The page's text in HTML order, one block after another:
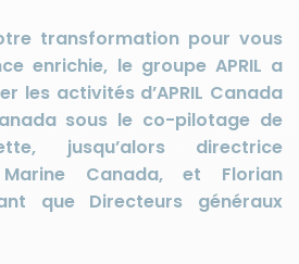
transformation pour vous
enrichie, le groupe APRIL a
les activités d’APRIL Canada
sous le co-pilotage de
jusqu’alors directrice
Marine Canada, et Florian
que Directeurs généraux